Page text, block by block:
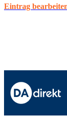
Eintrag